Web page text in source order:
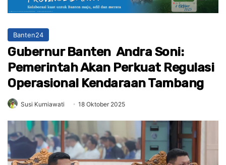
Banten24
Gubernur Banten Andra Soni:
Pemerintah Akan Perkuat Regulasi
Operasional Kendaraan Tambang
Susi Kurniawati 18 Oktober 2025